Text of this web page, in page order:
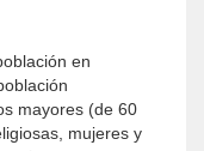
en
mayores (de 60
mujeres y